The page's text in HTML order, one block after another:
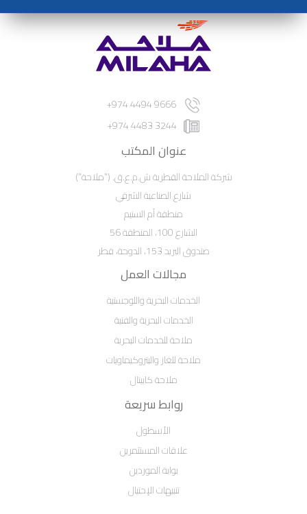
9666 4494 974+
3244 4483 974+
عنوان المكتب
شركة الملاحة القطرية ش.م.ع.ق. ("ملاحة")
شارع الصناعية الشرقي
منطقة أم السنيم
الشارع 100، المنطقة 56
صندوق البريد 153، الدوحة، قطر
مجالات العمل
الخدمات البحرية واللوجستية
الخدمات البحرية والفنية
ملاحة للخدمات البحرية
ملاحة للغاز والبتروكيماويات
ملاحة كابيتال
روابط سريعة
الأسطول
علاقات المستثمرين
بوابة الموردين
تنبيهات الإحتيال